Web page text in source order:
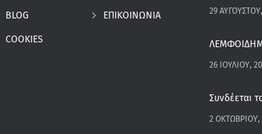
BLOG ΕΠΙΚΟΙΝΩΝΙΑ
COOKIES
29
26 ΙΟΥΛΊΟΥ,
2 ΟΚΤΩΒΡΊΟΥ,